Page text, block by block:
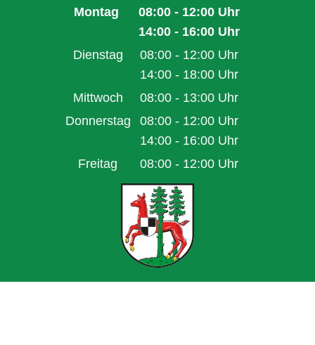
Montag 08:00 - 12:00 Uhr
Von 08:00 bis 12:00 Uhr
14:00 - 16:00 Uhr
Von 14:00 bis 16:00 Uhr
Dienstag 08:00 - 12:00 Uhr
Von 08:00 bis 12:00 Uhr
14:00 - 18:00 Uhr
Von 14:00 bis 18:00 Uhr
Mittwoch 08:00 - 13:00 Uhr
Von 08:00 bis 13:00 Uhr
Donnerstag 08:00 - 12:00 Uhr
Von 08:00 bis 12:00 Uhr
14:00 - 16:00 Uhr
Von 14:00 bis 16:00 Uhr
Freitag 08:00 - 12:00 Uhr
Von 08:00 bis 12:00 Uhr